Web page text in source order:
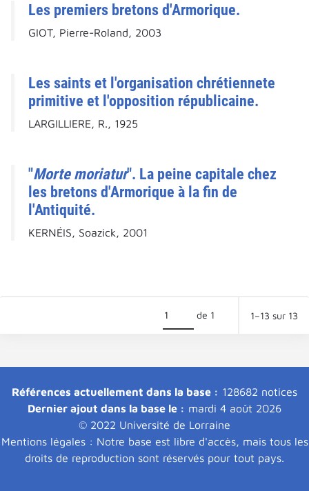
Les premiers bretons d'Armorique.
GIOT, Pierre-Roland, 2003
Les saints et l'organisation chrétiennete
primitive et l'opposition républicaine.
LARGILLIERE, R., 1925
"Morte moriatur". La peine capitale chez
les bretons d'Armorique à la fin de
l'Antiquité.
KERNÉIS, Soazick, 2001
de 1 1–13 sur 13
Références actuellement dans la base : 128682 notices
Dernier ajout dans la base le : mardi 4 août 2026
© 2022 Université de Lorraine
Mentions légales : Notre base est libre d'accès, mais tous les
droits de reproduction sont réservés pour tout pays.